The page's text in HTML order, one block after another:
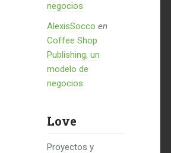
negocios
AlexisSocco en
Coffee Shop
Publishing, un
modelo de
negocios
Love
Proyectos y